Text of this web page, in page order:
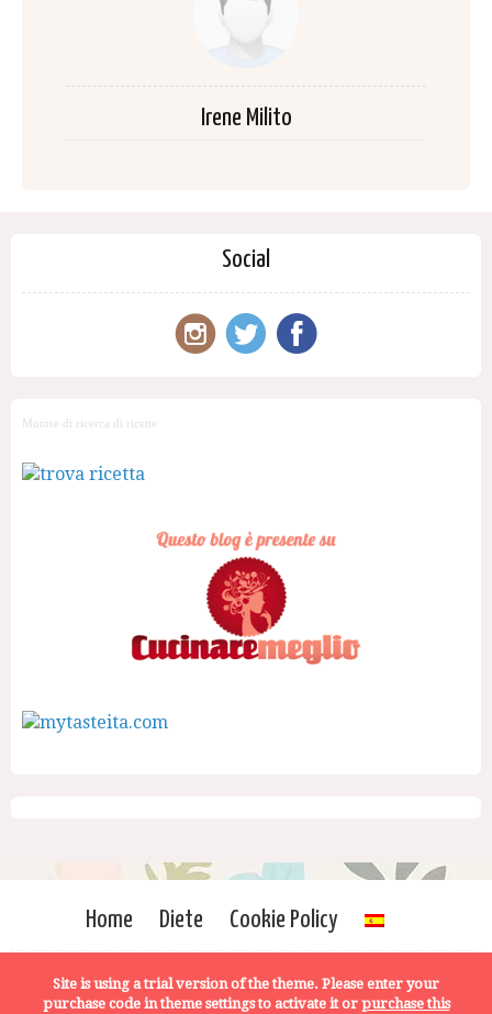
Irene Milito
Social
Motore di ricerca di ricette
Home Diete Cookie Policy
Site is using a trial version of the theme. Please enter your
purchase code in theme settings to activate it or purchase this